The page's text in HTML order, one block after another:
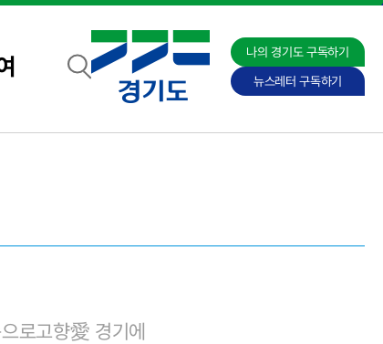
나의 경기도 구독하기
뉴스레터 구독하기
로고향愛 경기에